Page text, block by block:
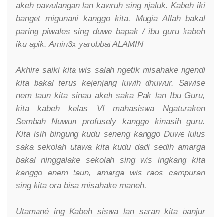
akeh pawulangan lan kawruh sing njaluk. Kabeh iki
banget migunani kanggo kita. Mugia Allah bakal
paring piwales sing duwe bapak / ibu guru kabeh
iku apik. Amin3x yarobbal ALAMIN
Akhire saiki kita wis salah ngetik misahake ngendi
kita bakal terus kejenjang luwih dhuwur. Sawise
nem taun kita sinau akeh saka Pak lan Ibu Guru,
kita kabeh kelas VI mahasiswa Ngaturaken
Sembah Nuwun profusely kanggo kinasih guru.
Kita isih bingung kudu seneng kanggo Duwe lulus
saka sekolah utawa kita kudu dadi sedih amarga
bakal ninggalake sekolah sing wis ingkang kita
kanggo enem taun, amarga wis raos campuran
sing kita ora bisa misahake maneh.
Utamané ing Kabeh siswa lan saran kita banjur